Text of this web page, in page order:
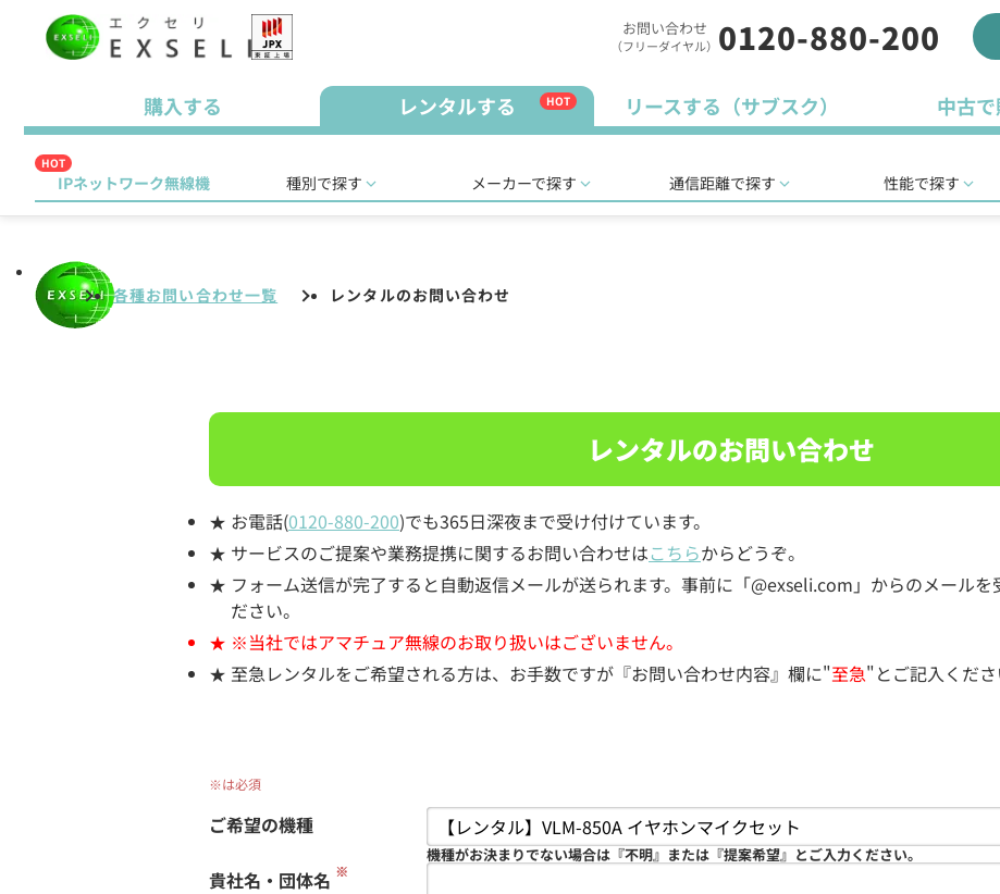
お問い合わせ
（フリーダイヤル） 0120-880-200
購入する レンタルする HOT リースする（サブスク） 中古
HOT
IPネットワーク無線機 種別で探す メーカーで探す 通信距離で探す 性能で探す
各種お問い合わせ一覧 レンタルのお問い合わせ
レンタルのお問い合わせ
お電話(0120-880-200)でも365日深夜まで受け付けています。
サービスのご提案や業務提携に関するお問い合わせはこちらからどうぞ。
フォーム送信が完了すると自動返信メールが送られます。事前に「@exseli.com」からのメール
ださい。
※当社ではアマチュア無線のお取り扱いはございません。
至急レンタルをご希望される方は、お手数ですが『お問い合わせ内容』欄に"至急"とご記入くださ
※は必須
ご希望の機種
機種がお決まりでない場合は『不明』または『提案希望』とご入力ください。
貴社名・団体名 ※